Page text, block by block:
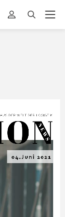
A US DER WELT DER LOGISTIK
N E
W S
04.Juni 2021